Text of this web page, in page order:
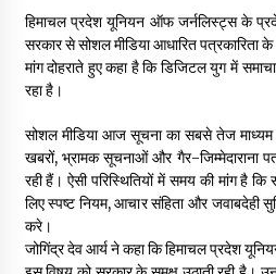
04/08/2026
डॉ. परमार की 120वीं जयंती
हिमाचल प्रदेश यूनियन ऑफ जर्नलिस्ट्स के
सरकार से सोशल मीडिया आधारित पत्रकारिता
मांग दोहराते हुए कहा है कि डिजिटल युग में
रहा है।
सोशल मीडिया आज सूचना का सबसे तेज
खबरों, भ्रामक सूचनाओं और गैर-जिम्मेदाराना
रही हैं। ऐसी परिस्थितियों में समय की मांग है
लिए स्पष्ट नियम, आचार संहिता और जवाबदेही
करे।
जोगिंद्र देव आर्य ने कहा कि हिमाचल प्रदेश